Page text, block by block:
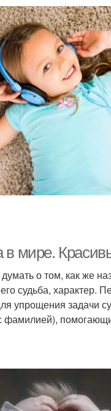
мире.
о том, как же
судьба, характер.
упрощения задачи